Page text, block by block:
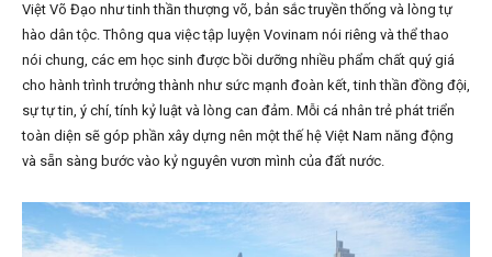
Việt Võ Đạo như tinh thần thượng võ, bản sắc truyền thống và lòng tự
hào dân tộc. Thông qua việc tập luyện Vovinam nói riêng và thể thao
nói chung, các em học sinh được bồi dưỡng nhiều phẩm chất quý giá
cho hành trình trưởng thành như sức mạnh đoàn kết, tinh thần đồng đội,
sự tự tin, ý chí, tính kỷ luật và lòng can đảm. Mỗi cá nhân trẻ phát triển
toàn diện sẽ góp phần xây dựng nên một thế hệ Việt Nam năng động
và sẵn sàng bước vào kỷ nguyên vươn mình của đất nước.